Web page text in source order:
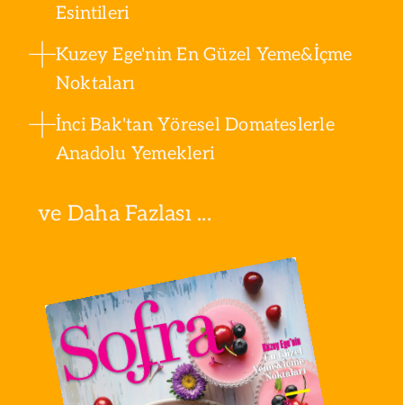
Esintileri
Kuzey Ege'nin En Güzel Yeme&İçme
Noktaları
İnci Bak'tan Yöresel Domateslerle
Anadolu Yemekleri
ve Daha Fazlası ...